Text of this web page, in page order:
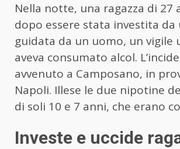
Nella notte, una ragazza di 27
dopo essere stata investita da
guidata da un uomo, un vigile
aveva consumato alcol.
avvenuto a Camposano, in
Napoli. Illese le due nipotine
di soli 10 e 7 anni, che erano
Investe e uccide